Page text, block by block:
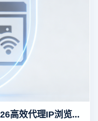
代理浏览器在哪里设置？2026高效代理IP浏览器配置教程与防关联指南